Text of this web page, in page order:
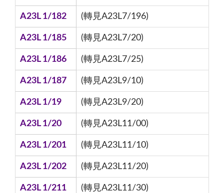
A23L 1/182 (轉見A23L7/196)
A23L 1/185 (轉見A23L7/20)
A23L 1/186 (轉見A23L7/25)
A23L 1/187 (轉見A23L9/10)
A23L 1/19 (轉見A23L9/20)
A23L 1/20 (轉見A23L11/00)
A23L 1/201 (轉見A23L11/10)
A23L 1/202 (轉見A23L11/20)
A23L 1/211 (轉見A23L11/30)